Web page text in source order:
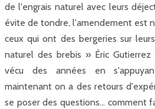
de l'engrais naturel avec leurs
évite de tondre, l'amendement est
ceux qui ont des bergeries sur
naturel des brebis » Éric
vécu des années en
maintenant on a des retours
se poser des questions… comment